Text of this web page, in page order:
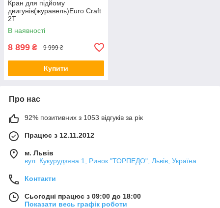
Кран для підйому
двигунів(журавель)Euro Craft
2Т
В наявності
8 899 ₴ 9 999 ₴
Купити
Про нас
92% позитивних з 1053 відгуків за рік
Працює з 12.11.2012
м. Львів
вул. Кукурудзяна 1, Ринок "ТОРПЕДО", Львів, Україна
Контакти
Сьогодні працює з 09:00 до 18:00
Показати весь графік роботи